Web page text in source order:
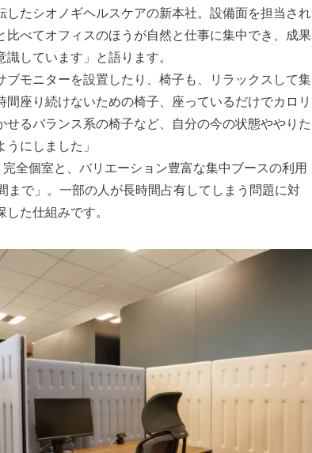
したシオノギヘルスケアの新本社。設備面を担当され
比べてオフィスのほうが自然と仕事に集中でき、成果
しています」と語ります。
ブモニターを設置したり、椅子も、リラックスして集
間座り続けないための椅子、座っているだけでカロリ
せるバランス系の椅子など、自分の今の状態ややりた
にしました」
全個室と、バリエーション豊富な集中ブースの利用
まで」。一部の人が長時間占有してしまう問題に対
た仕組みです。